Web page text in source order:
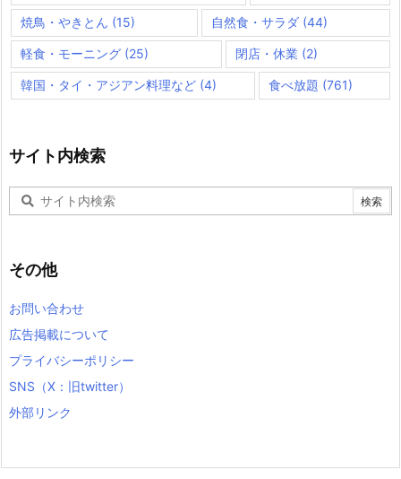
焼鳥・やきとん (15) 自然食・サラダ (44)
軽食・モーニング (25) 閉店・休業(2)
韓国・タイ・アジアン料理など (4) 食べ放題 (761)
サイト内検索
その他
お問い合わせ
広告掲載について
プライバシーポリシー
SNS（X：旧twitter）
外部リンク